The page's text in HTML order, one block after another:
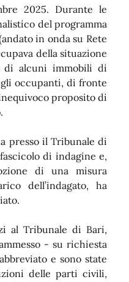
2025. Durante le
del programma
in onda su Rete
della situazione
di alcuni immobili di
occupanti, di fronte
proposito di
presso il Tribunale di
di indagine e,
di una misura
dell’indagato, ha
al Tribunale di Bari,
- su richiesta
e sono state
delle parti civili,